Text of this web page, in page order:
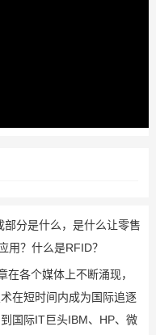
分是什么，是什么让零售
用？什么是RFID？
各个媒体上不断涌现，
在短时间内成为国际追逐
国际IT巨头IBM、HP、微